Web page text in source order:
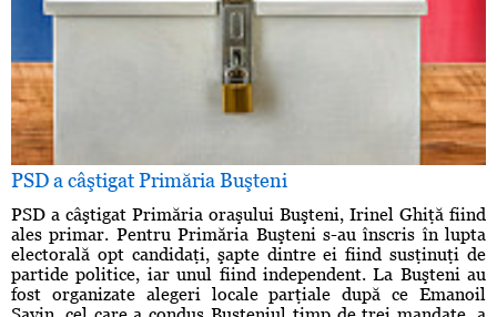
PSD a câştigat Primăria Buşteni
PSD a câştigat Primăria oraşului Buşteni, Irinel Ghiţă fiind
ales primar. Pentru Primăria Buşteni s-au înscris în lupta
electorală opt candidaţi, şapte dintre ei fiind susţinuţi de
partide politice, iar unul fiind independent. La Buşteni au
fost organizate alegeri locale parţiale după ce Emanoil